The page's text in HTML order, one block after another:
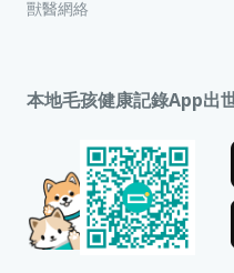
獸醫網絡
本地毛孩健康記錄App出